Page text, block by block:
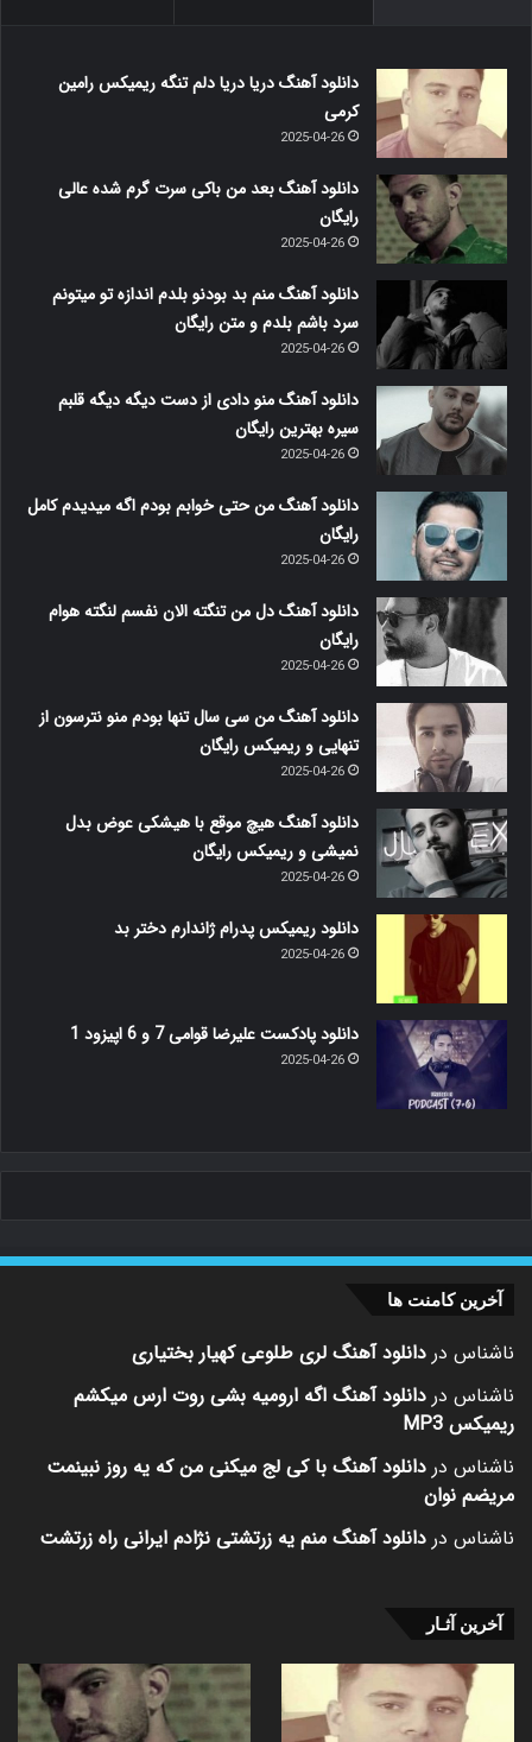
دانلود آهنگ دریا دریا دلم تنگه ریمیکس رامین
کرمی
2025-04-26
دانلود آهنگ بعد من باکی سرت گرم شده عالی
رایگان
2025-04-26
دانلود آهنگ منم بد بودنو بلدم اندازه تو میتونم
سرد باشم بلدم و متن رایگان
2025-04-26
دانلود آهنگ منو دادی از دست دیگه دیگه قلبم
سیره بهترین رایگان
2025-04-26
دانلود آهنگ من حتی خوابم بودم اگه میدیدم کامل
رایگان
2025-04-26
دانلود آهنگ دل من تنگته الان نفسم لنگته هوام
رایگان
2025-04-26
دانلود آهنگ من سی سال تنها بودم منو نترسون از
تنهایی و ریمیکس رایگان
2025-04-26
دانلود آهنگ هیچ موقع با هیشکی عوض بدل
نمیشی و ریمیکس رایگان
2025-04-26
دانلود ریمیکس پدرام ژاندارم دختر بد
2025-04-26
دانلود پادکست علیرضا قوامی 7 و 6 اپیزود 1
2025-04-26
آخرین کامنت ها
ناشناس در دانلود آهنگ لری طلوعی کهیار بختیاری
ناشناس در دانلود آهنگ اگه ارومیه بشی روت ارس میکشم
ریمیکس MP3
ناشناس در دانلود آهنگ با کی لج میکنی من که یه روز نبینمت
مریضم نوان
ناشناس در دانلود آهنگ منم یه زرتشتی نژادم ایرانی راه زرتشت
آخرین آثـار